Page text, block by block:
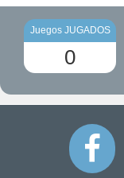
Juegos JUGADOS
0